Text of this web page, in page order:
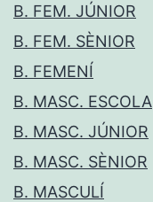
B. FEM. JÚNIOR
B. FEM. SÈNIOR
B. FEMENÍ
B. MASC. ESCOLA
B. MASC. JÚNIOR
B. MASC. SÈNIOR
B. MASCULÍ